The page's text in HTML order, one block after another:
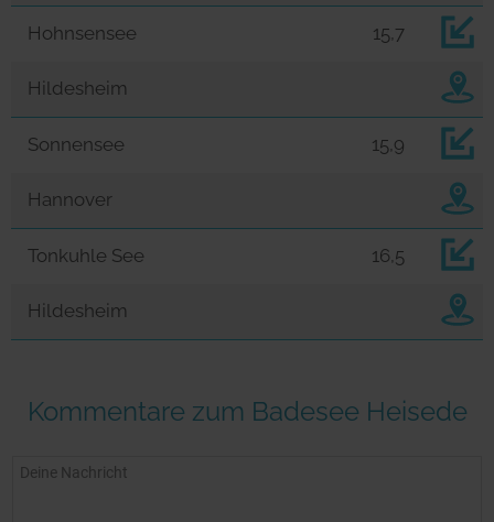
Hohnsensee 15,7
Hildesheim
Sonnensee 15,9
Hannover
Tonkuhle See 16,5
Hildesheim
Kommentare zum Badesee Heisede